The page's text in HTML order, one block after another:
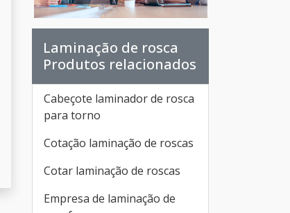
Laminação de rosca
Produtos relacionados
Cabeçote laminador de rosca
para torno
Cotação laminação de roscas
Cotar laminação de roscas
Empresa de laminação de